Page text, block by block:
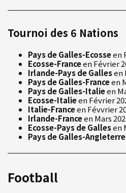
Tournoi des 6 Nations
Pays de Galles-Ecosseen
Ecosse-Franceen Février
Irlande-Pays de Gallesen
Pays de Galles-Franceen
Pays de Galles-Italieen
Ecosse-Italieen Février
Italie-Franceen Févvrier
Irlande-Franceen Mars
Ecosse-Pays de Gallesen
Pays de Galles-Angleterre
Football